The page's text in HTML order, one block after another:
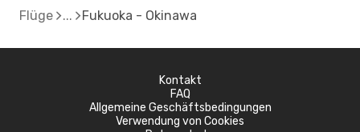
Flüge Fukuoka - Okinawa
Kontakt
FAQ
Allgemeine Geschäftsbedingungen
Verwendung von Cookies